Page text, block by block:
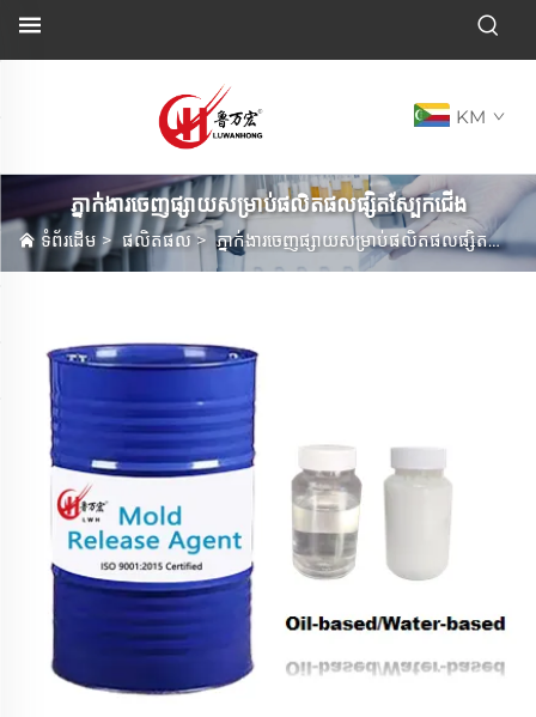
KM
ភ្នាក់ងារចេញផ្សាយសម្រាប់ផលិតផលផ្សិតស្បែកជើង
ទំព័រដើម > ផលិតផល>ភ្នាក់ងារចេញផ្សាយសម្រាប់ផលិតផលផ្សិតស្បែកជើង